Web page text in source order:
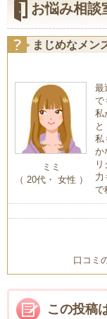
お悩み相談
まじめなメン
ミミ
（ 20代・ 女性 ）
最
で
私
と
私
か
力
で
口コミ
この投稿